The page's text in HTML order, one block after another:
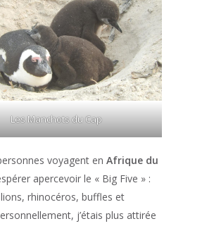
Les Manchots du Cap
voyagent en Afrique du
apercevoir le « Big Five » :
rhinocéros, buffles et
j’étais plus attirée